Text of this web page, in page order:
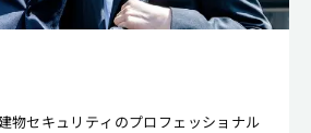
物セキュリティのプロフェッショナル